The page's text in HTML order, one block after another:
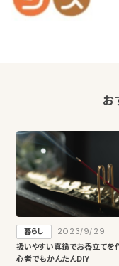
お
暮らし
2023/9/29
扱いやすい真鍮でお香立てを
心者でもかんたんDIY